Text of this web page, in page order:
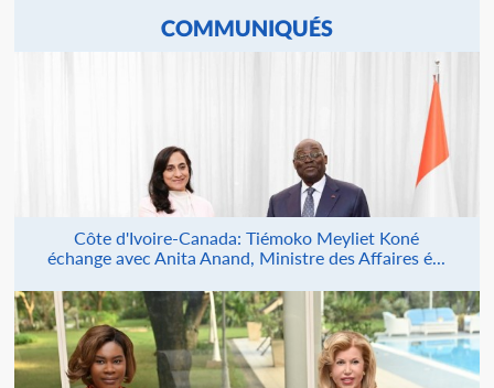
COMMUNIQUÉS
Côte d'Ivoire-Canada: Tiémoko Meyliet Koné
échange avec Anita Anand, Ministre des Affaires é...